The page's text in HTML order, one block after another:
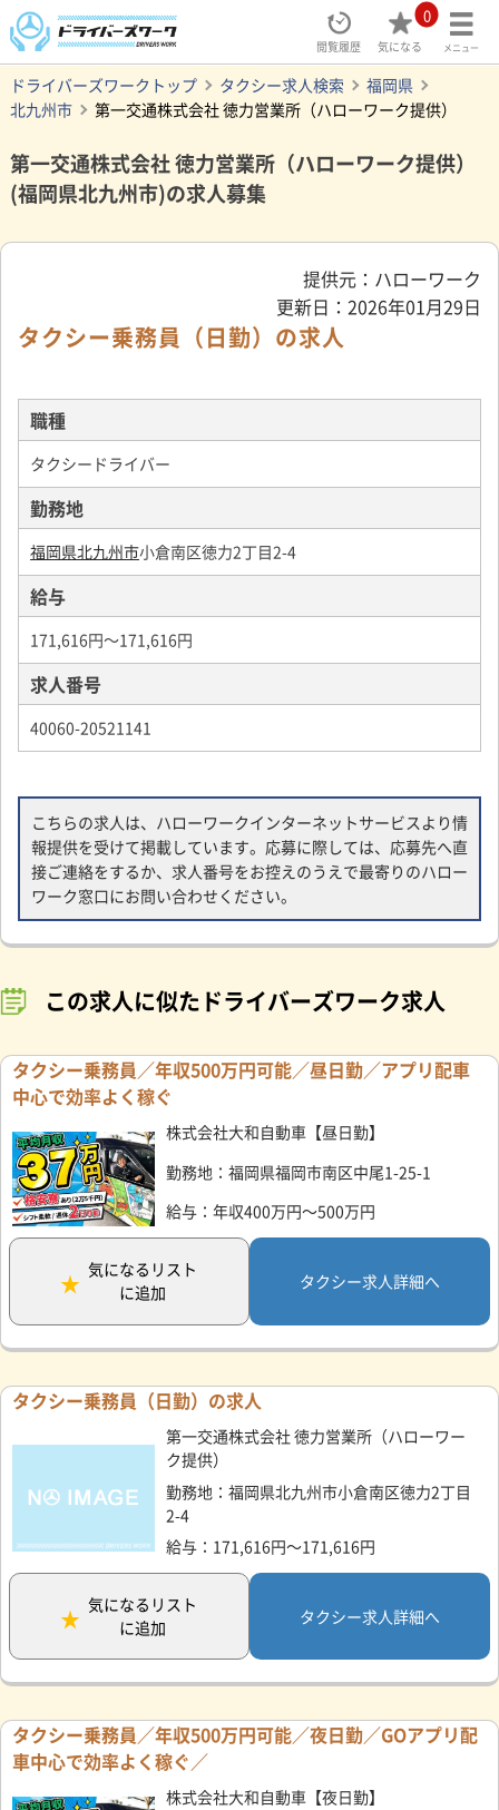
閲覧履歴
0
気になる メニュー
ドライバーズワークトップ タクシー求人検索
福岡県
北九州市
第一交通株式会社 徳力営業所（ハローワーク提供）
第一交通株式会社 徳力営業所（ハローワーク提供）
(福岡県北九州市)の求人募集
提供元：ハローワーク
更新日：2026年01月29日
タクシー乗務員（日勤）の求人
職種
タクシードライバー
勤務地
福岡県北九州市小倉南区徳力2丁目2-4
給与
171,616円～171,616円
求人番号
40060-20521141
こちらの求人は、ハローワークインターネットサービスより情
報提供を受けて掲載しています。応募に際しては、応募先へ直
接ご連絡をするか、求人番号をお控えのうえで最寄りのハロー
ワーク窓口にお問い合わせください。
この求人に似たドライバーズワーク求人
タクシー乗務員／年収500万円可能／昼日勤／アプリ配車
中心で効率よく稼ぐ
株式会社大和自動車【昼日勤】
勤務地：福岡県福岡市南区中尾1-25-1
給与：年収400万円～500万円
気になるリスト
に追加
タクシー求人詳細へ
タクシー乗務員（日勤）の求人
第一交通株式会社 徳力営業所（ハローワー
ク提供）
勤務地：福岡県北九州市小倉南区徳力2丁目
2-4
給与：171,616円～171,616円
気になるリスト
に追加
タクシー求人詳細へ
タクシー乗務員／年収500万円可能／夜日勤／GOアプリ配
車中心で効率よく稼ぐ／
株式会社大和自動車【夜日勤】